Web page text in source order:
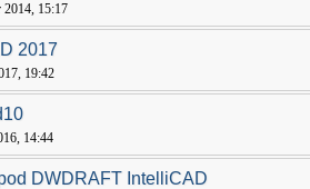
2014, 15:17
2017
19:42
14:44
DWDRAFT IntelliCAD